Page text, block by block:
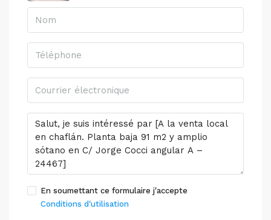
En soumettant ce formulaire j'accepte
Conditions d'utilisation